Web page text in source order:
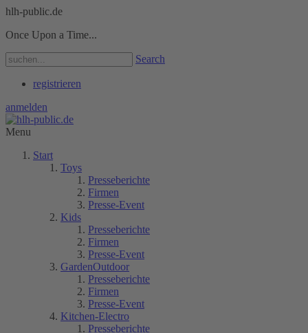
hlh-public.de
Once Upon a Time...
Search
registrieren
anmelden
Menu
Start
Toys
Presseberichte
Firmen
Presse-Event
Kids
Presseberichte
Firmen
Presse-Event
GardenOutdoor
Presseberichte
Firmen
Presse-Event
Kitchen-Electro
Presseberichte